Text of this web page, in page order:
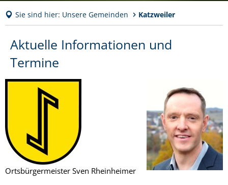
Sie sind hier: Unsere Gemeinden Katzweiler
Katzweiler
Aktuelle Informationen und
Termine
Ortsbürgermeister Sven Rheinheimer